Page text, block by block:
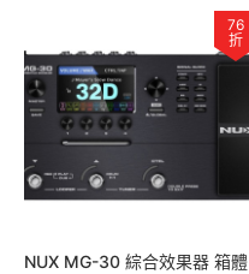
76
折
NUX MG-30 綜合效果器 箱體